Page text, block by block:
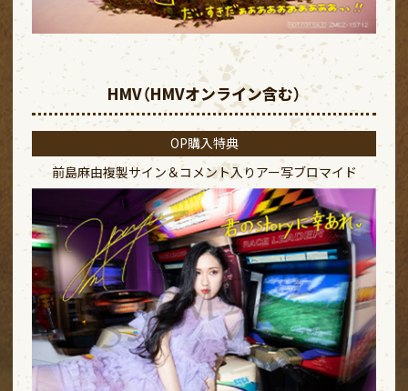
HMV（HMVオンライン含む）
OP購入特典
前島麻由複製サイン＆コメント入り アー写ブロマイド